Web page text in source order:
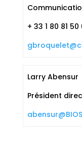
+ 33 1 80 81 50
Larry Abensur
Président